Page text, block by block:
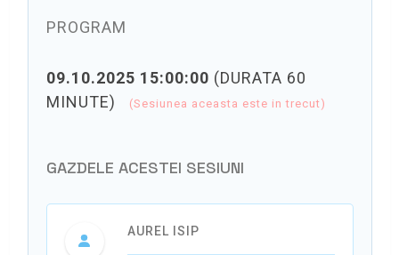
PROGRAM
09.10.2025 15:00:00 (DURATA 60
MINUTE)
(Sesiunea aceasta este in trecut)
GAZDELE ACESTEI SESIUNI
AUREL ISIP